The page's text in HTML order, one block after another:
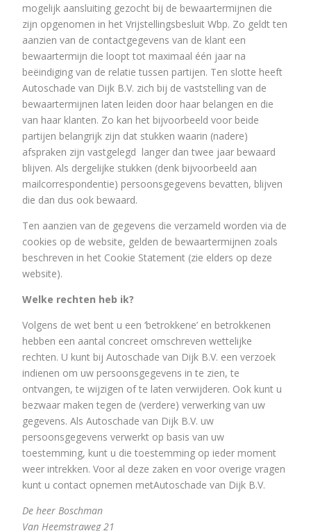
mogelijk aansluiting gezocht bij de bewaartermijnen die
zijn opgenomen in het Vrijstellingsbesluit Wbp. Zo geldt ten
aanzien van de contactgegevens van de klant een
bewaartermijn die loopt tot maximaal één jaar na
beëindiging van de relatie tussen partijen. Ten slotte heeft
Autoschade van Dijk B.V. zich bij de vaststelling van de
bewaartermijnen laten leiden door haar belangen en die
van haar klanten. Zo kan het bijvoorbeeld voor beide
partijen belangrijk zijn dat stukken waarin (nadere)
afspraken zijn vastgelegd langer dan twee jaar bewaard
blijven. Als dergelijke stukken (denk bijvoorbeeld aan
mailcorrespondentie) persoonsgegevens bevatten, blijven
die dan dus ook bewaard.
Ten aanzien van de gegevens die verzameld worden via de
cookies op de website, gelden de bewaartermijnen zoals
beschreven in het Cookie Statement (zie elders op deze
website).
Welke rechten heb ik?
Volgens de wet bent u een ‘betrokkene’ en betrokkenen
hebben een aantal concreet omschreven wettelijke
rechten. U kunt bij Autoschade van Dijk B.V. een verzoek
indienen om uw persoonsgegevens in te zien, te
ontvangen, te wijzigen of te laten verwijderen. Ook kunt u
bezwaar maken tegen de (verdere) verwerking van uw
gegevens. Als Autoschade van Dijk B.V. uw
persoonsgegevens verwerkt op basis van uw
toestemming, kunt u die toestemming op ieder moment
weer intrekken. Voor al deze zaken en voor overige vragen
kunt u contact opnemen metAutoschade van Dijk B.V.
De heer Boschman
Van Heemstraweg 21